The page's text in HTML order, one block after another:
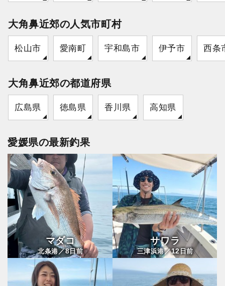
大角鼻近郊の人気市町村
松山市 愛南町 宇和島市 伊予市 西条
大角鼻近郊の都道府県
広島県 徳島県 香川県 高知県
愛媛県の最新釣果
マダコ
北条港／8日前
サワラ
三津浜港／12 日前